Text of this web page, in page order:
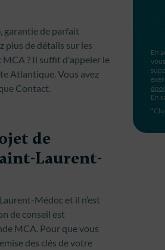
garantie de parfait
plus de détails sur les
? Il suffit d'appeler le
Atlantique. Vous avez
Contact.
de
Laurent-
Médoc et il n’est
de conseil est
MCA. Pour que vous
des clés de votre
En
En